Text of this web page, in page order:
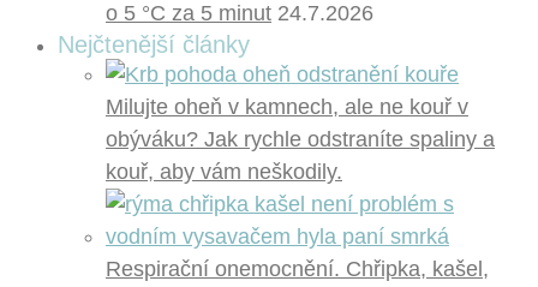
o 5 °C za 5 minut 24.7.2026
Nejčtenější články
Milujte oheň v kamnech, ale ne kouř v
obýváku? Jak rychle odstraníte spaliny a
kouř, aby vám neškodily.
Respirační onemocnění. Chřipka, kašel,